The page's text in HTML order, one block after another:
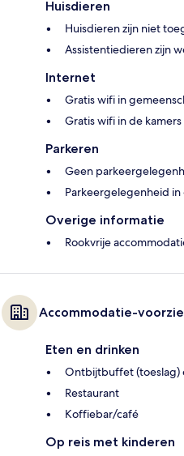
Huisdieren
Huisdieren zijn niet
Assistentiedieren zijn
Internet
Gratis wifi in
Gratis wifi in de kamers
Parkeren
Geen
Parkeergelegenheid
Overige informatie
Rookvrije
Accommodatie-
Eten en drinken
Ontbijtbuffet (toeslag)
Restaurant
Koffiebar/café
Op reis met kinderen